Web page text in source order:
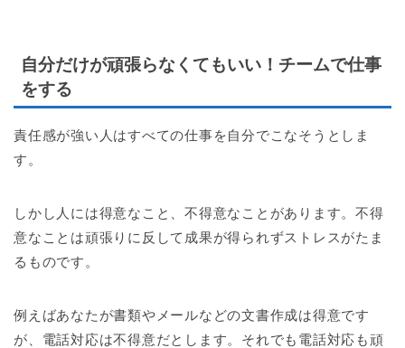
自分だけが頑張らなくてもいい！チームで仕事
をする
責任感が強い人はすべての仕事を自分でこなそうとしま
す。
しかし人には得意なこと、不得意なことがあります。不得
意なことは頑張りに反して成果が得られずストレスがたま
るものです。
例えばあなたが書類やメールなどの文書作成は得意です
が、電話対応は不得意だとします。それでも電話対応も頑